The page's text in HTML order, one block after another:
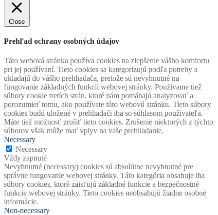
Close
Prehľad ochrany osobných údajov
Táto webová stránka používa cookies na zlepšenie vášho komfortu
pri jej používaní. Tieto cookies sa kategorizujú podľa potreby a
ukladajú do vášho prehliadača, pretože sú nevyhnutné na
fungovanie základných funkcií webovej stránky. Používame tiež
súbory cookie tretích strán, ktoré nám pomáhajú analyzovať a
porozumieť tomu, ako používate túto webovú stránku. Tieto súbory
cookies budú uložené v prehliadači iba so súhlasom používateľa.
Máte tiež možnosť zrušiť tieto cookies. Zrušenie niektorých z týchto
súborov však môže mať vplyv na vaše prehliadanie.
Necessary
Necessary
Vždy zapnuté
Nevyhnutné (necessary) cookies sú absolútne nevyhnutné pre
správne fungovanie webovej stránky. Táto kategória obsahuje iba
súbory cookies, ktoré zaisťujú základné funkcie a bezpečnostné
funkcie webovej stránky. Tieto cookies neobsahujú žiadne osobné
informácie.
Non-necessary